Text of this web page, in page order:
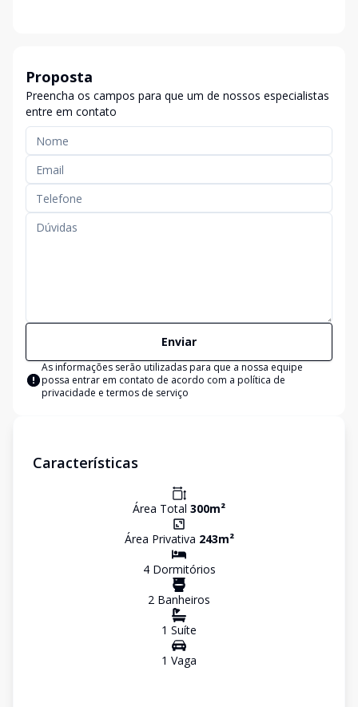
Proposta
Preencha os campos para que um de nossos especialistas
entre em contato
Enviar
As informações serão utilizadas para que a nossa equipe
possa entrar em contato de acordo com a política de
privacidade e termos de serviço
Características
Área Total 300m²
Área Privativa 243m²
4Dormitórios
2 Banheiros
1 Suíte
1 Vaga